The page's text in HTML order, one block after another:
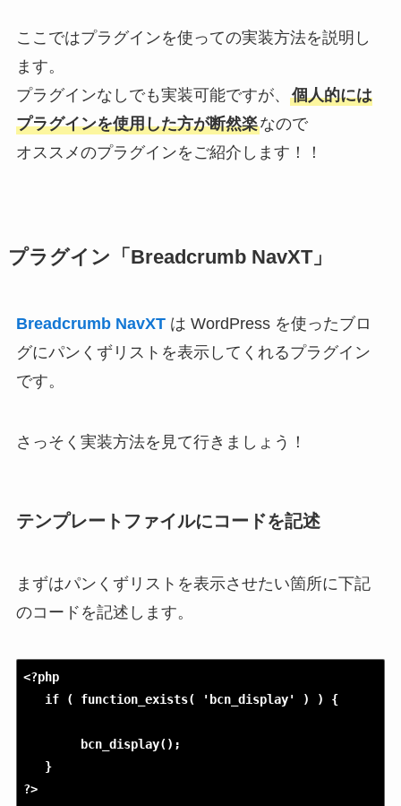
ここではプラグインを使っての実装方法を説明し
ます。
プラグインなしでも実装可能ですが、 個人的には
プラグインを使用した方が断然楽なので
オススメのプラグインをご紹介します！！
プラグイン「Breadcrumb NavXT」
Breadcrumb NavXT は WordPress を使ったブロ
グにパンくずリストを表示してくれるプラグイン
です。
さっそく実装方法を見て行きましょう！
テンプレートファイルにコードを記述
まずはパンくずリストを表示させたい箇所に下記
のコードを記述します。
<?php
   if ( function_exists( 'bcn_display' ) ) {
?>